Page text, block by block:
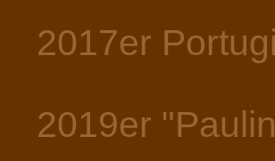
2017er
2019er